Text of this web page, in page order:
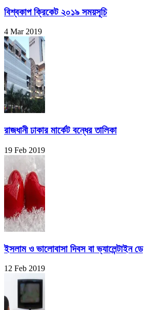
বিশ্বকাপ ক্রিকেট ২০১৯ সময়সূচি
4 Mar 2019
রাজধানী ঢাকার মার্কেট বন্ধের তালিকা
19 Feb 2019
ইসলাম ও ভালোবাসা দিবস বা ভ্যালেন্টাইন ডে
12 Feb 2019